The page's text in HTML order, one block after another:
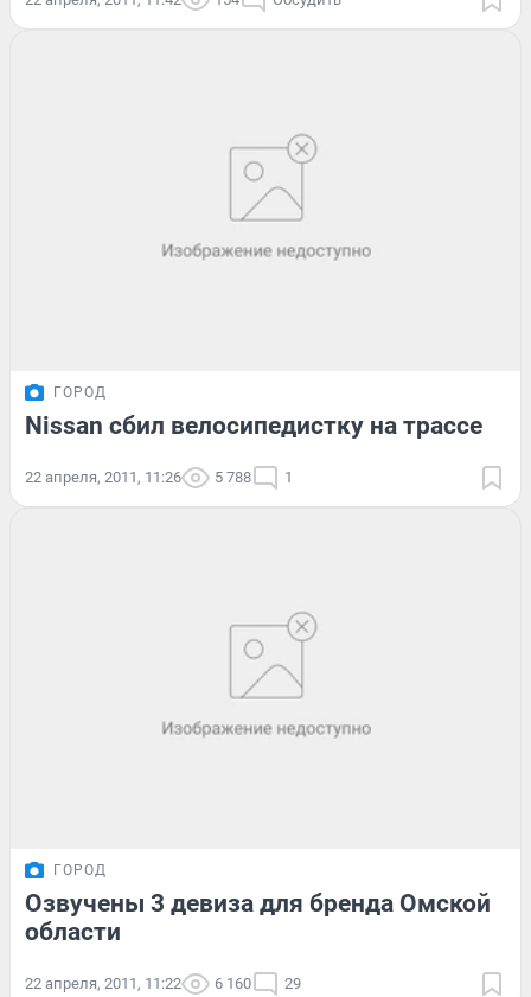
ГОРОД
Nissan сбил велосипедистку на трассе
22 апреля, 2011, 11:26 5 788 1
ГОРОД
Озвучены 3 девиза для бренда Омской
области
22 апреля, 2011, 11:22 6 160 29